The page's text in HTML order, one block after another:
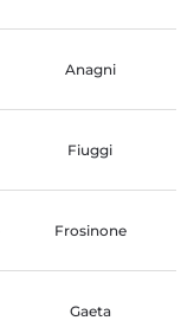
Anagni
Fiuggi
Frosinone
Gaeta